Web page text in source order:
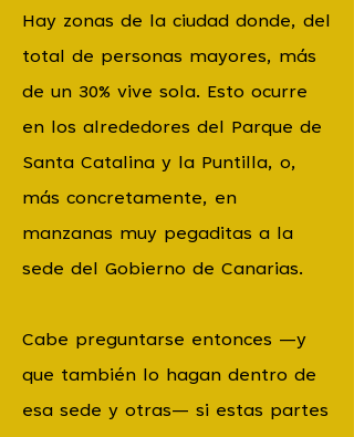
Hay zonas de la ciudad donde, del
total de personas mayores, más
de un 30% vive sola. Esto ocurre
en los alrededores del Parque de
Santa Catalina y la Puntilla, o,
más concretamente, en
manzanas muy pegaditas a la
sede del Gobierno de Canarias.
Cabe preguntarse entonces —y
que también lo hagan dentro de
esa sede y otras— si estas partes